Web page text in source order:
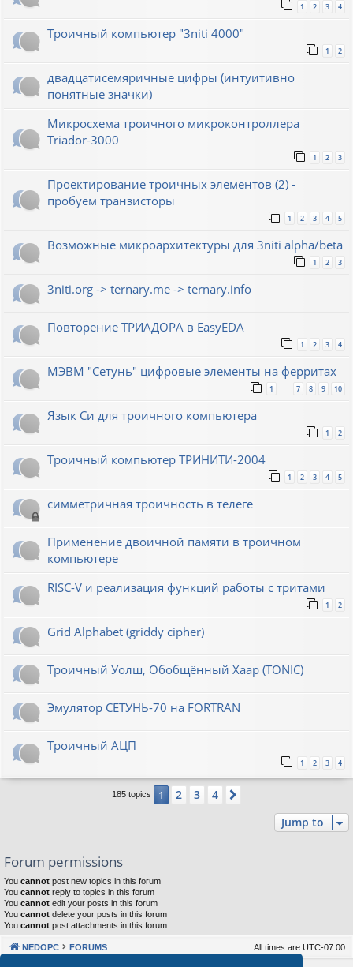
1 2 3 4
Троичный компьютер "3niti 4000"
1 2
двадцатисемяричные цифры (интуитивно
понятные значки)
Микросхема троичного микроконтроллера
Triador-3000
1 2 3
Проектирование троичных элементов (2) -
пробуем транзисторы
1 2 3 4 5
Возможные микроархитектуры для 3niti alpha/beta
1 2 3
3niti.org -> ternary.me -> ternary.info
Повторение ТРИАДОРА в EasyEDA
1 2 3 4
МЭВМ "Сетунь" цифровые элементы на ферритах
1 … 7 8 9 10
Язык Си для троичного компьютера
1 2
Троичный компьютер ТРИНИТИ-2004
1 2 3 4 5
симметричная троичность в телеге
Применение двоичной памяти в троичном
компьютере
RISC-V и реализация функций работы с тритами
1 2
Grid Alphabet (griddy cipher)
Троичный Уолш, Обобщённый Хаар (TONIC)
Эмулятор СЕТУНЬ-70 на FORTRAN
Троичный АЦП
1 2 3 4
185 topics 1 2 3 4
Jump to
Forum permissions
You cannot post new topics in this forum
You cannot reply to topics in this forum
You cannot edit your posts in this forum
You cannot delete your posts in this forum
You cannot post attachments in this forum
NEDOPC FORUMS All times are UTC-07:00